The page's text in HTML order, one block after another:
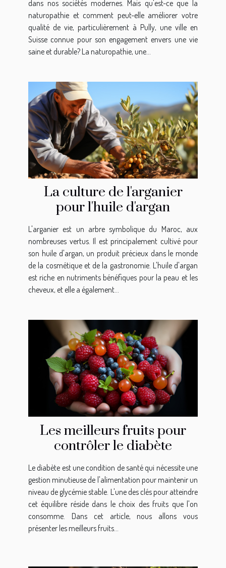
dans nos sociétés modernes. Mais qu'est-ce que la
naturopathie et comment peut-elle améliorer votre
qualité de vie, particulièrement à Pully, une ville en
Suisse connue pour son engagement envers une vie
saine et durable? La naturopathie, une...
La culture de l'arganier
pour l'huile d'argan
L'arganier est un arbre symbolique du Maroc, aux
nombreuses vertus. Il est principalement cultivé pour
son huile d'argan, un produit précieux dans le monde
de la cosmétique et de la gastronomie. L'huile d'argan
est riche en nutriments bénéfiques pour la peau et les
cheveux, et elle a également...
Les meilleurs fruits pour
contrôler le diabète
Le diabète est une condition de santé qui nécessite une
gestion minutieuse de l'alimentation pour maintenir un
niveau de glycémie stable. L'une des clés pour atteindre
cet équilibre réside dans le choix des fruits que l'on
consomme. Dans cet article, nous allons vous
présenter les meilleurs fruits...